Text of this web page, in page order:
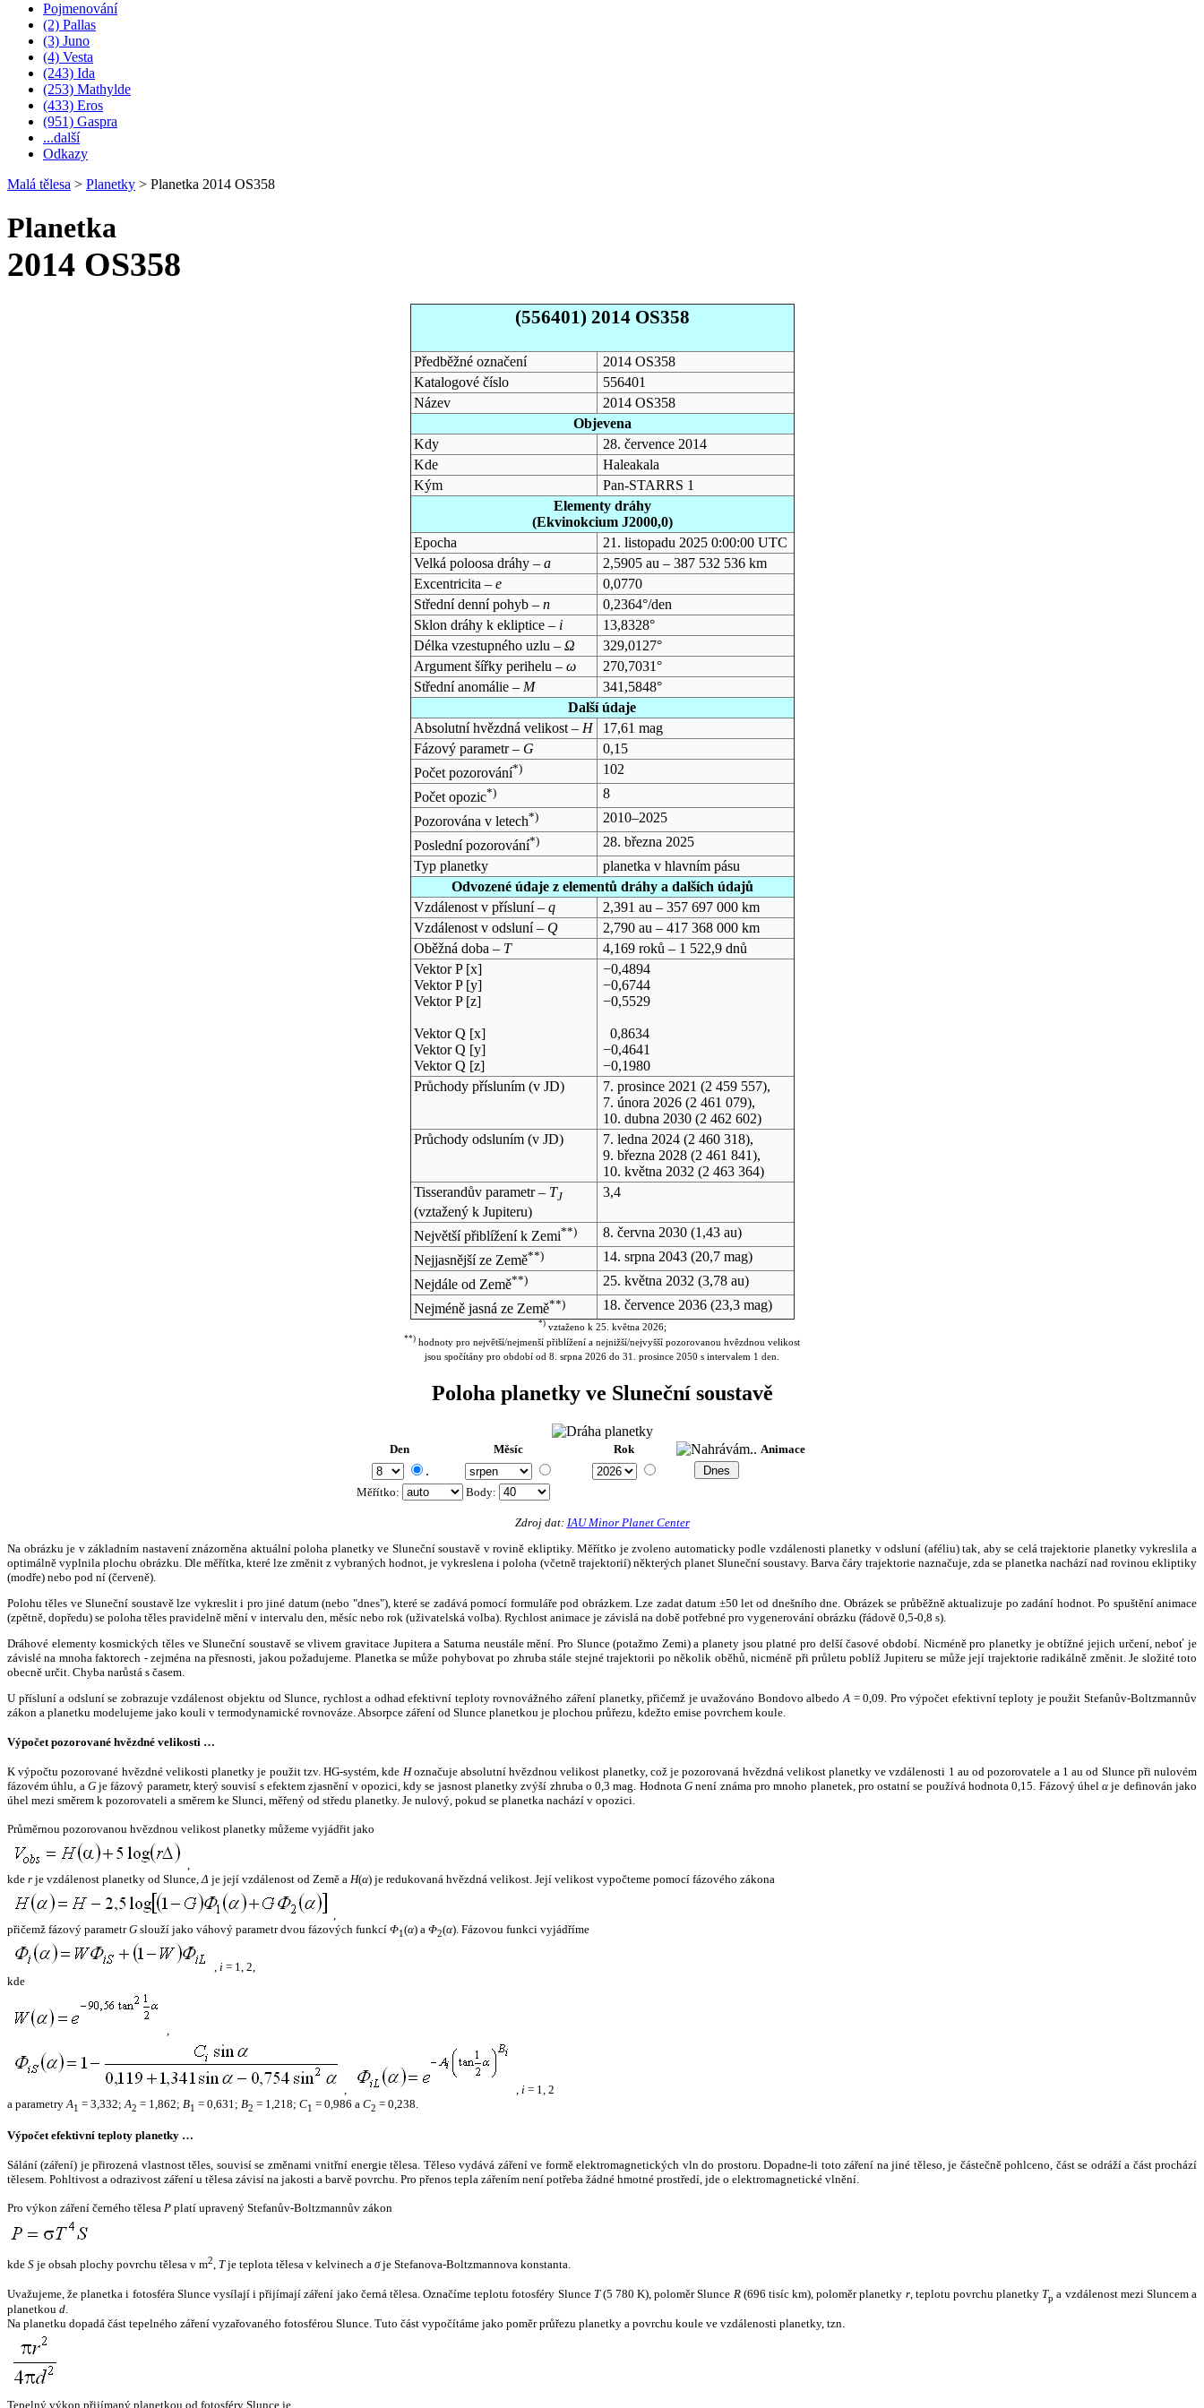
Pojmenování
(2) Pallas
(3) Juno
(4) Vesta
(243) Ida
(253) Mathylde
(433) Eros
(951) Gaspra
...další
Odkazy
Malá tělesa > Planetky > Planetka 2014 OS358
Planetka
2014 OS358
(556401) 2014 OS358
Předběžné označení
2014 OS358
Katalogové číslo
556401
Název
2014 OS358
Objevena
Kdy
28. července 2014
Kde
Haleakala
Kým
Pan-STARRS 1
Elementy dráhy
(Ekvinokcium J2000,0)
Epocha
21. listopadu 2025 0:00:00 UTC
Velká poloosa dráhy – a
2,5905 au – 387 532 536 km
Excentricita – e
0,0770
Střední denní pohyb – n
0,2364°/den
Sklon dráhy k ekliptice – i
13,8328°
Délka vzestupného uzlu – Ω
329,0127°
Argument šířky perihelu – ω
270,7031°
Střední anomálie – M
341,5848°
Další údaje
Absolutní hvězdná velikost – H
17,61 mag
Fázový parametr – G
0,15
Počet pozorování*)
102
Počet opozic*)
8
Pozorována v letech*)
2010–2025
Poslední pozorování*)
28. března 2025
Typ planetky
planetka v hlavním pásu
Odvozené údaje z elementů dráhy a dalších údajů
Vzdálenost v přísluní – q
2,391 au – 357 697 000 km
Vzdálenost v odsluní – Q
2,790 au – 417 368 000 km
Oběžná doba – T
4,169 roků – 1 522,9 dnů
Vektor P [x]
Vektor P [y]
Vektor P [z]
Vektor Q [x]
Vektor Q [y]
Vektor Q [z]
−0,4894
−0,6744
−0,5529
0,8634
−0,4641
−0,1980
Průchody přísluním (v JD) 7. prosince 2021 (2 459 557),
7. února 2026(2 461 079),
10. dubna 2030(2 462 602)
Průchody odsluním (v JD) 7. ledna 2024(2 460 318),
9. března 2028(2 461 841),
10. května 2032 (2 463 364)
Tisserandův parametr – TJ
(vztažený k Jupiteru)
3,4
Největší přiblížení k Zemi**) 8. června 2030(1,43 au)
Nejjasnější ze Země**) 14. srpna 2043(20,7 mag)
Nejdále od Země**) 25. května 2032 (3,78 au)
Nejméně jasná ze Země**) 18. července 2036(23,3 mag)
*)vztaženo k 25. května 2026;
**) hodnoty pro největší/nejmenší přiblížení a nejnižší/nejvyšší pozorovanou hvězdnou velikost
jsou spočítány pro období od 8. srpna 2026 do 31. prosince 2050 s intervalem 1 den.
Poloha planetky ve Sluneční soustavě
Den Měsíc Rok Animace
.
Měřítko: Body:
Zdroj dat: IAU Minor Planet Center
Na obrázku je v základním nastavení znázorněna aktuální poloha planetky ve Sluneční soustavě v rovině ekliptiky. Měřítko je zvoleno automaticky podle vzdálenosti planetky v odsluní (aféliu) tak, aby se celá trajektorie planetky vykreslila a
optimálně vyplnila plochu obrázku. Dle měřítka, které lze změnit z vybraných hodnot, je vykreslena i poloha (včetně trajektorií) některých planet Sluneční soustavy. Barva čáry trajektorie naznačuje, zda se planetka nachází nad rovinou ekliptiky
(modře) nebo pod ní (červeně).
Polohu těles ve Sluneční soustavě lze vykreslit i pro jiné datum (nebo "dnes"), které se zadává pomocí formuláře pod obrázkem. Lze zadat datum ±50 let od dnešního dne. Obrázek se průběžně aktualizuje po zadání hodnot. Po spuštění animace
(zpětně, dopředu) se poloha těles pravidelně mění v intervalu den, měsíc nebo rok (uživatelská volba). Rychlost animace je závislá na době potřebné pro vygenerování obrázku (řádově 0,5-0,8 s).
Dráhové elementy kosmických těles ve Sluneční soustavě se vlivem gravitace Jupitera a Saturna neustále mění. Pro Slunce (potažmo Zemi) a planety jsou platné pro delší časové období. Nicméně pro planetky je obtížné jejich určení, neboť je
závislé na mnoha faktorech - zejména na přesnosti, jakou požadujeme. Planetka se může pohybovat po zhruba stále stejné trajektorii po několik oběhů, nicméně při průletu poblíž Jupiteru se může její trajektorie radikálně změnit. Je složité toto
obecně určit. Chyba narůstá s časem.
U přísluní a odsluní se zobrazuje vzdálenost objektu od Slunce, rychlost a odhad efektivní teploty rovnovážného záření planetky, přičemž je uvažováno Bondovo albedo A = 0,09. Pro výpočet efektivní teploty je použit Stefanův-Boltzmannův
zákon a planetku modelujeme jako kouli v termodynamické rovnováze. Absorpce záření od Slunce planetkou je plochou průřezu, kdežto emise povrchem koule.
Výpočet pozorované hvězdné velikosti …
K výpočtu pozorované hvězdné velikosti planetky je použit tzv. HG-systém, kde Hoznačuje absolutní hvězdnou velikost planetky, což je pozorovaná hvězdná velikost planetky ve vzdálenosti 1 au od pozorovatele a 1 au od Slunce při nulovém
fázovém úhlu, a Gje fázový parametr, který souvisí s efektem zjasnění v opozici, kdy se jasnost planetky zvýší zhruba o 0,3 mag. HodnotaG není známa pro mnoho planetek, pro ostatní se používá hodnota 0,15. Fázový úhelα je definován jako
úhel mezi směrem k pozorovateli a směrem ke Slunci, měřený od středu planetky. Je nulový, pokud se planetka nachází v opozici.
Průměrnou pozorovanou hvězdnou velikost planetky můžeme vyjádřit jako
,
kde r je vzdálenost planetky od Slunce,Δ je její vzdálenost od Země a H(α) je redukovaná hvězdná velikost. Její velikost vypočteme pomocí fázového zákona
,
přičemž fázový parametrG slouží jako váhový parametr dvou fázových funkcí Φ1(α) a Φ2(α). Fázovou funkci vyjádříme
, i = 1, 2,
kde
,
, , i = 1, 2
a parametryA1 = 3,332;A2 = 1,862; B1 = 0,631; B2 = 1,218; C1 = 0,986 a C2 = 0,238.
Výpočet efektivní teploty planetky …
Sálání (záření) je přirozená vlastnost těles, souvisí se změnami vnitřní energie tělesa. Těleso vydává záření ve formě elektromagnetických vln do prostoru. Dopadne-li toto záření na jiné těleso, je částečně pohlceno, část se odráží a část prochází
tělesem. Pohltivost a odrazivost záření u tělesa závisí na jakosti a barvě povrchu. Pro přenos tepla zářením není potřeba žádné hmotné prostředí, jde o elektromagnetické vlnění.
Pro výkon záření černého tělesa P platí upravený Stefanův-Boltzmannův zákon
kde S je obsah plochy povrchu tělesa v m2, Tje teplota tělesa v kelvinech a σje Stefanova-Boltzmannova konstanta.
Uvažujeme, že planetka i fotosféra Slunce vysílají i přijímají záření jako černá tělesa. Označíme teplotu fotosféry Slunce T(5 780 K), poloměr Slunce R(696 tisíc km), poloměr planetky r, teplotu povrchu planetky Tp a vzdálenost mezi Sluncem a
planetkou d.
Na planetku dopadá část tepelného záření vyzařovaného fotosférou Slunce. Tuto část vypočítáme jako poměr průřezu planetky a povrchu koule ve vzdálenosti planetky, tzn.
Tepelný výkon přijímaný planetkou od fotosféry Slunce je